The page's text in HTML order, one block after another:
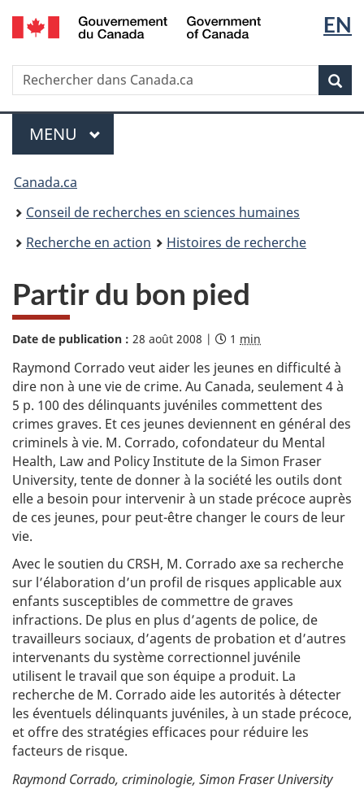
Passer
au
principal
Passer
à
version
HTML
simplifiée
de
la
EN
Government
of
Canada
Recherche
Rechercher
dans
Canada.ca
Menu
MENU PRINCIPAL
Vous
êtes
ici :
Canada.ca
Conseil de recherches en sciences humaines
Recherche en action
Histoires de recherche
Partir du bon pied
–
Date de publication : 28 août 2008 |
D
r
é
e
s
t
i
m
é
e
d
e
e
c
t
u
r
:
1 min
n
s
i
l
d
e
r
e
c
h
c
h
e
s
e
n
s
c
i
e
n
c
e
u
Raymond Corrado veut aider les jeunes en difficulté à
dire non à une vie de crime. Au Canada, seulement 4 à
5 p. 100 des délinquants juvéniles commettent des
crimes graves. Et ces jeunes deviennent en général des
criminels à vie. M. Corrado, cofondateur du Mental
Health, Law and Policy Institute de la Simon Fraser
University, tente de donner à la société les outils dont
elle a besoin pour intervenir à un stade précoce auprès
de ces jeunes, pour peut-être changer le cours de leur
vie.
Avec le soutien du CRSH, M. Corrado axe sa recherche
sur l’élaboration d’un profil de risques applicable aux
enfants susceptibles de commettre de graves
infractions. De plus en plus d’agents de police, de
travailleurs sociaux, d’agents de probation et d’autres
intervenants du système correctionnel juvénile
utilisent le travail que son équipe a produit. La
recherche de M. Corrado aide les autorités à détecter
les éventuels délinquants juvéniles, à un stade précoce,
et offre des stratégies efficaces pour réduire les
facteurs de risque.
Raymond Corrado, criminologie, Simon Fraser University